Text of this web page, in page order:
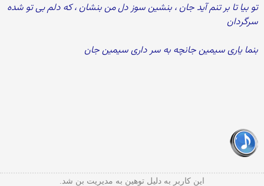
تو بیا تا بر تنم آید جان ، بنشین سوز دل من بنشان ، که دلم بی تو شده
سرگردان
بنما یاری سیمین جانچه به سر داری سیمین جان
این کاربر به دلیل توهین به مدیریت بن شد.